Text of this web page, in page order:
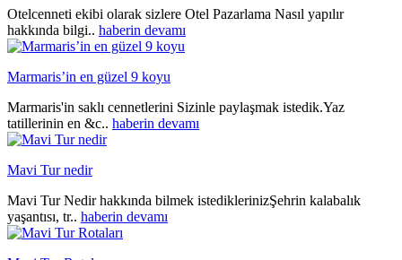
Otelcenneti ekibi olarak sizlere Otel Pazarlama Nasıl yapılır
hakkında bilgi.. haberin devamı
Marmaris’in en güzel 9 koyu
Marmaris'in saklı cennetlerini Sizinle paylaşmak istedik.Yaz
tatillerinin en &c.. haberin devamı
Mavi Tur nedir
Mavi Tur Nedir hakkında bilmek istediklerinizŞehrin kalabalık
yaşantısı, tr.. haberin devamı